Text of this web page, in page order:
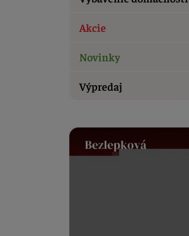
Akcie
Novinky
Výpredaj